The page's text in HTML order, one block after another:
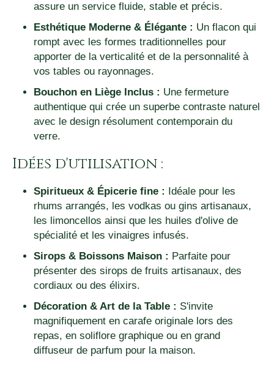
assure un service fluide, stable et précis.
Esthétique Moderne & Élégante : Un flacon qui
rompt avec les formes traditionnelles pour
apporter de la verticalité et de la personnalité à
vos tables ou rayonnages.
Bouchon en Liège Inclus : Une fermeture
authentique qui crée un superbe contraste naturel
avec le design résolument contemporain du
verre.
Idées d'utilisation :
Spiritueux & Épicerie fine : Idéale pour les
rhums arrangés, les vodkas ou gins artisanaux,
les limoncellos ainsi que les huiles d'olive de
spécialité et les vinaigres infusés.
Sirops & Boissons Maison : Parfaite pour
présenter des sirops de fruits artisanaux, des
cordiaux ou des élixirs.
Décoration & Art de la Table : S'invite
magnifiquement en carafe originale lors des
repas, en soliflore graphique ou en grand
diffuseur de parfum pour la maison.